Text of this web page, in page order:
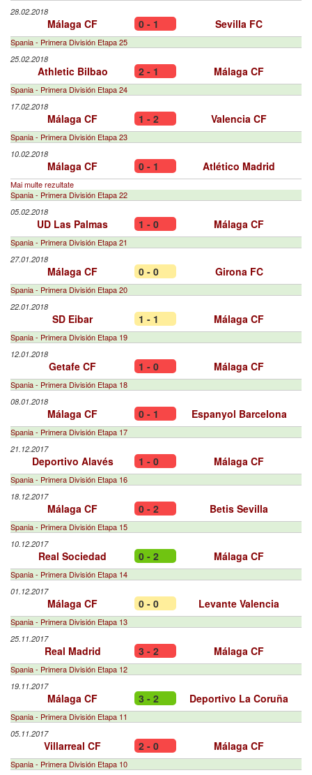
28.02.2018
Málaga CF 0 - 1 Sevilla FC
Spania - Primera División Etapa 25
25.02.2018
Athletic Bilbao 2 - 1 Málaga CF
Spania - Primera División Etapa 24
17.02.2018
Málaga CF 1 - 2 Valencia CF
Spania - Primera División Etapa 23
10.02.2018
Málaga CF 0 - 1 Atlético Madrid
Mai multe rezultate
Spania - Primera División Etapa 22
05.02.2018
UD Las Palmas 1 - 0 Málaga CF
Spania - Primera División Etapa 21
27.01.2018
Málaga CF 0 - 0 Girona FC
Spania - Primera División Etapa 20
22.01.2018
SD Eibar 1 - 1 Málaga CF
Spania - Primera División Etapa 19
12.01.2018
Getafe CF 1 - 0 Málaga CF
Spania - Primera División Etapa 18
08.01.2018
Málaga CF 0 - 1 Espanyol Barcelona
Spania - Primera División Etapa 17
21.12.2017
Deportivo Alavés 1 - 0 Málaga CF
Spania - Primera División Etapa 16
18.12.2017
Málaga CF 0 - 2 Betis Sevilla
Spania - Primera División Etapa 15
10.12.2017
Real Sociedad 0 - 2 Málaga CF
Spania - Primera División Etapa 14
01.12.2017
Málaga CF 0 - 0 Levante Valencia
Spania - Primera División Etapa 13
25.11.2017
Real Madrid 3 - 2 Málaga CF
Spania - Primera División Etapa 12
19.11.2017
Málaga CF 3 - 2 Deportivo La Coruña
Spania - Primera División Etapa 11
05.11.2017
Villarreal CF 2 - 0 Málaga CF
Spania - Primera División Etapa 10